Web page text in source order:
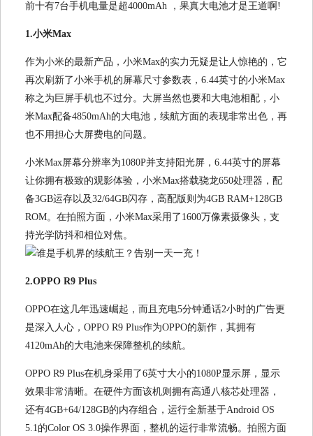
前十有7台手机电量是超4000mAh ，果真大电池才是王道啊!
1.小米Max
作为小米的最新产品，小米Max的实力无疑是让人惊艳的，它
再次刷新了小米手机的屏幕尺寸参数表，6.44英寸的小米Max
称之为巨屏手机也不过分。大屏当然也要和大电池相配，小
米Max配备4850mAh的大电池，续航方面的表现非常出色，再
也不用担心大屏费电的问题。
小米Max屏幕分辨率为1080P并支持阳光屏，6.44英寸的屏幕
让你拥有极致的观影体验，小米Max搭载骁龙650处理器，配
备3GB运存以及32/64GB闪存，高配版则为4GB RAM+128GB
ROM。在拍照方面，小米Max采用了1600万像素摄像头，支
持光学防抖和相位对焦。
2.OPPO R9 Plus
OPPO在这几年迅速崛起，而且充电5分钟通话2小时的广告更
是深入人心，OPPO R9 Plus作为OPPO的新作，其拥有
4120mAh的大电池来保障整机的续航。
OPPO R9 Plus在机身采用了6英寸大小的1080P显示屏，显示
效果非常清晰。在硬件方面该机则拥有高通八核芯处理器，
还有4GB+64/128GB的内存组合，运行全新基于Android OS
5.1的Color OS 3.0操作界面，整机的运行非常流畅。拍照方面